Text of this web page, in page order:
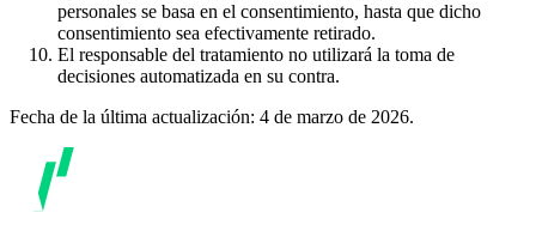
personales se basa en el consentimiento, hasta que dicho
consentimiento sea efectivamente retirado.
El responsable del tratamiento no utilizará la toma de
decisiones automatizada en su contra.
Fecha de la última actualización: 4 de marzo de 2026.